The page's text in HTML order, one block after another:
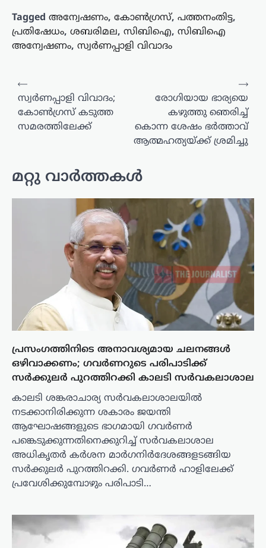
Tagged അന്വേഷണം, കോണ്‍ഗ്രസ്, പത്തനംതിട്ട,
പ്രതിഷേധം, ശബരിമല, സിബിഐ, സിബിഐ
അന്വേഷണം, സ്വര്‍ണപ്പാളി വിവാദം
പോസ്റ്റുകളിലൂടെ
⟵
സ്വര്‍ണപ്പാളി വിവാദം;
കോൺഗ്രസ് കടുത്ത
സമരത്തിലേക്ക്
രോഗിയായ ഭാര്യയെ
കഴുത്തു ഞെരിച്ച്
കൊന്ന ശേഷം ഭർത്താവ്
ആത്മഹത്യയ്ക്ക് ശ്രമിച്ചു
⟶
മറ്റു വാർത്തകൾ
പ്രസംഗത്തിനിടെ അനാവശ്യമായ ചലനങ്ങൾ
ഒഴിവാക്കണം; ഗവർണറുടെ പരിപാടിക്ക്
സർക്കുലർ പുറത്തിറക്കി കാലടി സർവകലാശാല
കാലടി ശങ്കരാചാര്യ സർവകലാശാലയിൽ
നടക്കാനിരിക്കുന്ന ശകാരം ജയന്തി
ആഘോഷങ്ങളുടെ ഭാഗമായി ഗവർണർ
പങ്കെടുക്കുന്നതിനെക്കുറിച്ച് സർവകലാശാല
അധികൃതർ കർശന മാർഗനിർദേശങ്ങളടങ്ങിയ
സർക്കുലർ പുറത്തിറക്കി. ഗവർണർ ഹാളിലേക്ക്
പ്രവേശിക്കുമ്പോഴും പരിപാടി…